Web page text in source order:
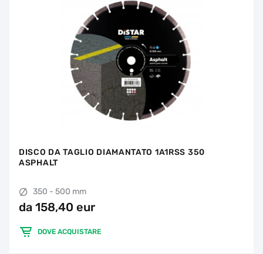
DISCO DA TAGLIO DIAMANTATO 1A1RSS 350
ASPHALT
350 - 500 mm
da 158,40 eur
DOVE ACQUISTARE